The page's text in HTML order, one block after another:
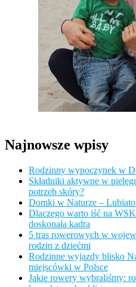
Najnowsze wpisy
Rodzinny wypoczynek w
Składniki aktywne w
potrzeb skóry?
Domki w Naturze –
Dlaczego warto iść na
doskonała kadra
5 tras rowerowych w
rodzin z dziećmi
Rodzinne wyjazdy blisko
miejscówki w Polsce
Jakie rowery wybraliśmy: